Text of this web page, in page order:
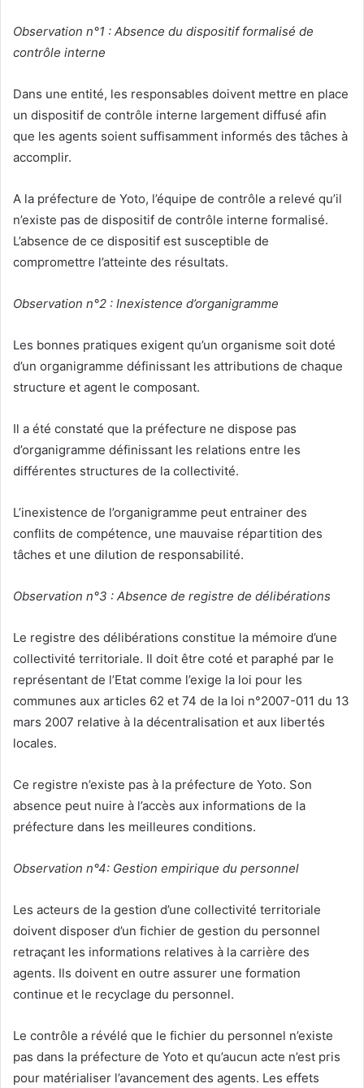
Observation n°1 : Absence du dispositif formalisé de
contrôle interne
Dans une entité, les responsables doivent mettre en place
un dispositif de contrôle interne largement diffusé afin
que les agents soient suffisamment informés des tâches à
accomplir.
A la préfecture de Yoto, l’équipe de contrôle a relevé qu’il
n’existe pas de dispositif de contrôle interne formalisé.
L’absence de ce dispositif est susceptible de
compromettre l’atteinte des résultats.
Observation n°2 : Inexistence d’organigramme
Les bonnes pratiques exigent qu’un organisme soit doté
d’un organigramme définissant les attributions de chaque
structure et agent le composant.
Il a été constaté que la préfecture ne dispose pas
d’organigramme définissant les relations entre les
différentes structures de la collectivité.
L’inexistence de l’organigramme peut entrainer des
conflits de compétence, une mauvaise répartition des
tâches et une dilution de responsabilité.
Observation n°3 : Absence de registre de délibérations
Le registre des délibérations constitue la mémoire d’une
collectivité territoriale. Il doit être coté et paraphé par le
représentant de l’Etat comme l’exige la loi pour les
communes aux articles 62 et 74 de la loi n°2007-011 du 13
mars 2007 relative à la décentralisation et aux libertés
locales.
Ce registre n’existe pas à la préfecture de Yoto. Son
absence peut nuire à l’accès aux informations de la
préfecture dans les meilleures conditions.
Observation n°4: Gestion empirique du personnel
Les acteurs de la gestion d’une collectivité territoriale
doivent disposer d’un fichier de gestion du personnel
retraçant les informations relatives à la carrière des
agents. Ils doivent en outre assurer une formation
continue et le recyclage du personnel.
Le contrôle a révélé que le fichier du personnel n’existe
pas dans la préfecture de Yoto et qu’aucun acte n’est pris
pour matérialiser l’avancement des agents. Les effets